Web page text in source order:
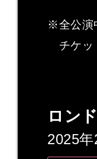
※全公演
チケッ
ロン
2025年